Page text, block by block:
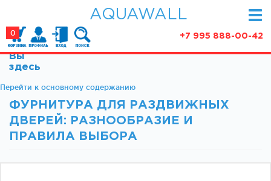
Перейти к основному содержанию
AQUAWALL
+7 995 888-00-42
0
КАТАЛОГ
Фурнитура для раздвижных дверей (закрытые
Фурнитура для раздвижных дверей (открытые
механизмы)
Фурнитура для маятниковых дверей
АКЦИИ
ПАРТНЕРСТВО
СТАТЬИ
Вы
здесь
ФУРНИТУРА ДЛЯ РАЗДВИЖНЫХ
ДВЕРЕЙ: РАЗНООБРАЗИЕ И
ПРАВИЛА ВЫБОРА